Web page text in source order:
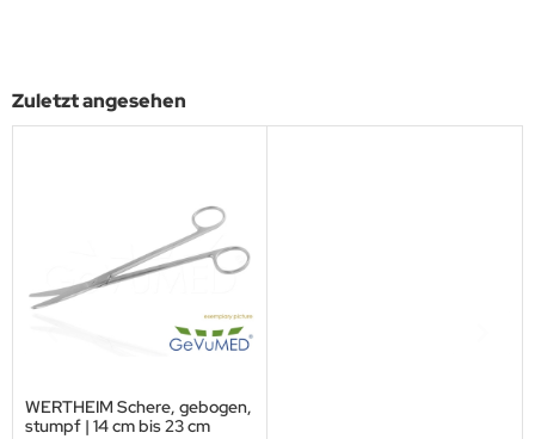
Zuletzt angesehen
WERTHEIM Schere, gebogen,
stumpf | 14 cm bis 23 cm